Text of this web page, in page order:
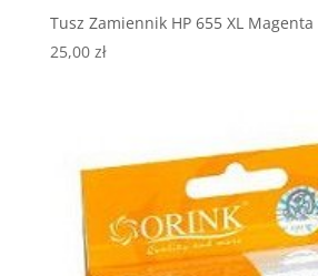
Tusz Zamiennik HP 655 XL Magenta
25,00 zł